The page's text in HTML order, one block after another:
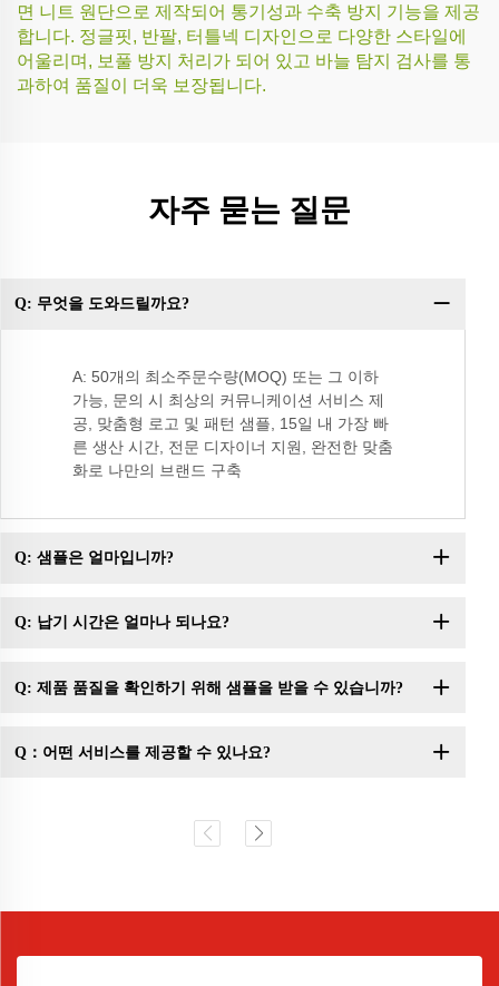
면 니트 원단으로 제작되어 통기성과 수축 방지 기능을 제공
합니다. 정글핏, 반팔, 터틀넥 디자인으로 다양한 스타일에
어울리며, 보풀 방지 처리가 되어 있고 바늘 탐지 검사를 통
과하여 품질이 더욱 보장됩니다.
자주 묻는 질문
Q: 무엇을 도와드릴까요?
A: 50개의 최소주문수량(MOQ) 또는 그 이하
가능, 문의 시 최상의 커뮤니케이션 서비스 제
공, 맞춤형 로고 및 패턴 샘플, 15일 내 가장 빠
른 생산 시간, 전문 디자이너 지원, 완전한 맞춤
화로 나만의 브랜드 구축
Q: 샘플은 얼마입니까?
Q: 납기 시간은 얼마나 되나요?
Q: 제품 품질을 확인하기 위해 샘플을 받을 수 있습니까?
Q：어떤 서비스를 제공할 수 있나요?